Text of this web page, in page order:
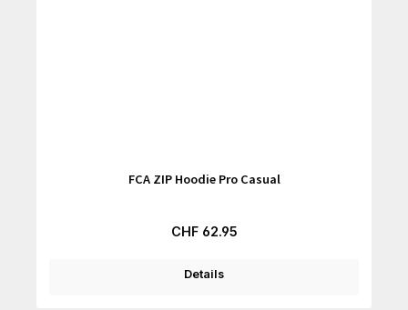
FCA ZIP Hoodie Pro Casual
Regulärer Preis:
CHF 62.95
Details